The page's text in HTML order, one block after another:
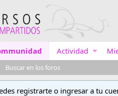
Actividad
Buscar en los foros
registrarte o ingresar a tu